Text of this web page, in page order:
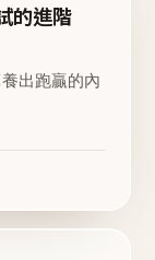
的進階
出跑贏的內